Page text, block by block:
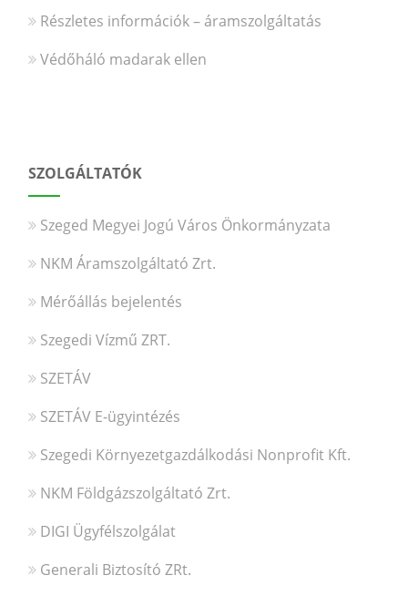
Részletes információk – áramszolgáltatás
Védőháló madarak ellen
SZOLGÁLTATÓK
Szeged Megyei Jogú Város Önkormányzata
NKM Áramszolgáltató Zrt.
Mérőállás bejelentés
Szegedi Vízmű ZRT.
SZETÁV
SZETÁV E-ügyintézés
Szegedi Környezetgazdálkodási Nonprofit Kft.
NKM Földgázszolgáltató Zrt.
DIGI Ügyfélszolgálat
Generali Biztosító ZRt.